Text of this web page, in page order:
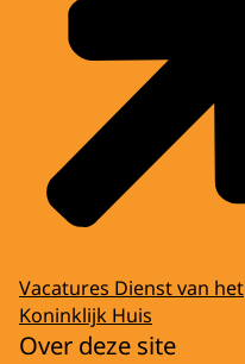
Vacatures Dienst van het
Koninklijk Huis
Over deze site